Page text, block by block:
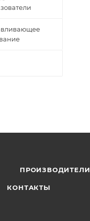
ПРОИЗВОДИТЕЛИ
КОНТАКТЫ